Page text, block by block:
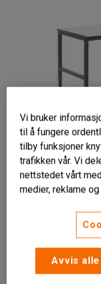
Bordplate med
Slitesterk
Praktisk og stabil
som forenkler
Vi bruker
til å fungere
tilby funksjoner
trafikken vår. Vi
nettstedet vårt
medier, reklame og
Avvis alle